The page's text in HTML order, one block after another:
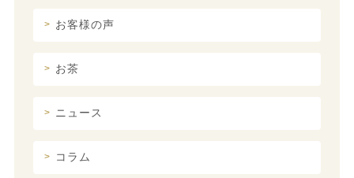
お客様の声
お茶
ニュース
コラム